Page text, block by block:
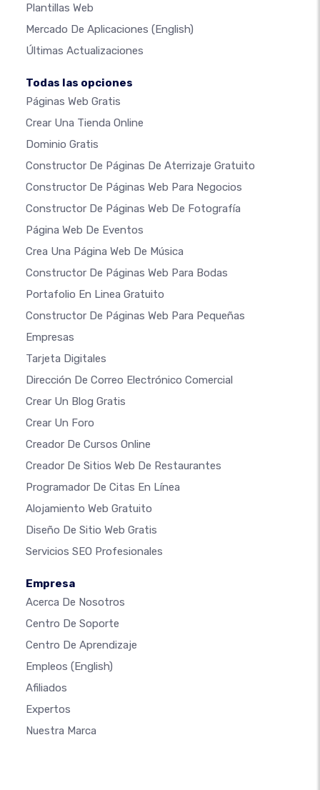
Plantillas Web
Mercado De Aplicaciones (English)
Últimas Actualizaciones
Todas las opciones
Páginas Web Gratis
Crear Una Tienda Online
Dominio Gratis
Constructor De Páginas De Aterrizaje Gratuito
Constructor De Páginas Web Para Negocios
Constructor De Páginas Web De Fotografía
Página Web De Eventos
Crea Una Página Web De Música
Constructor De Páginas Web Para Bodas
Portafolio En Linea Gratuito
Constructor De Páginas Web Para Pequeñas
Empresas
Tarjeta Digitales
Dirección De Correo Electrónico Comercial
Crear Un Blog Gratis
Crear Un Foro
Creador De Cursos Online
Creador De Sitios Web De Restaurantes
Programador De Citas En Línea
Alojamiento Web Gratuito
Diseño De Sitio Web Gratis
Servicios SEO Profesionales
Empresa
Acerca De Nosotros
Centro De Soporte
Centro De Aprendizaje
Empleos (English)
Afiliados
Expertos
Nuestra Marca